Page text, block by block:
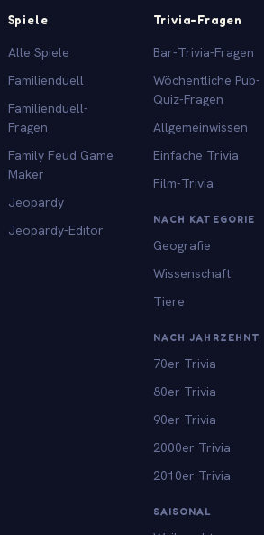
Spiele
Alle Spiele
Familienduell
Familienduell-
Fragen
Family Feud Game
Maker
Jeopardy
Jeopardy-Editor
Trivia-Fragen
Bar-Trivia-Fragen
Wöchentliche Pub-
Quiz-Fragen
Allgemeinwissen
Einfache Trivia
Film-Trivia
NACH KATEGORIE
Geografie
Wissenschaft
Tiere
NACH JAHRZEHNT
70er Trivia
80er Trivia
90er Trivia
2000er Trivia
2010er Trivia
SAISONAL